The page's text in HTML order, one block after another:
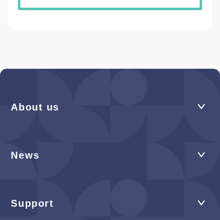
About us
News
Support